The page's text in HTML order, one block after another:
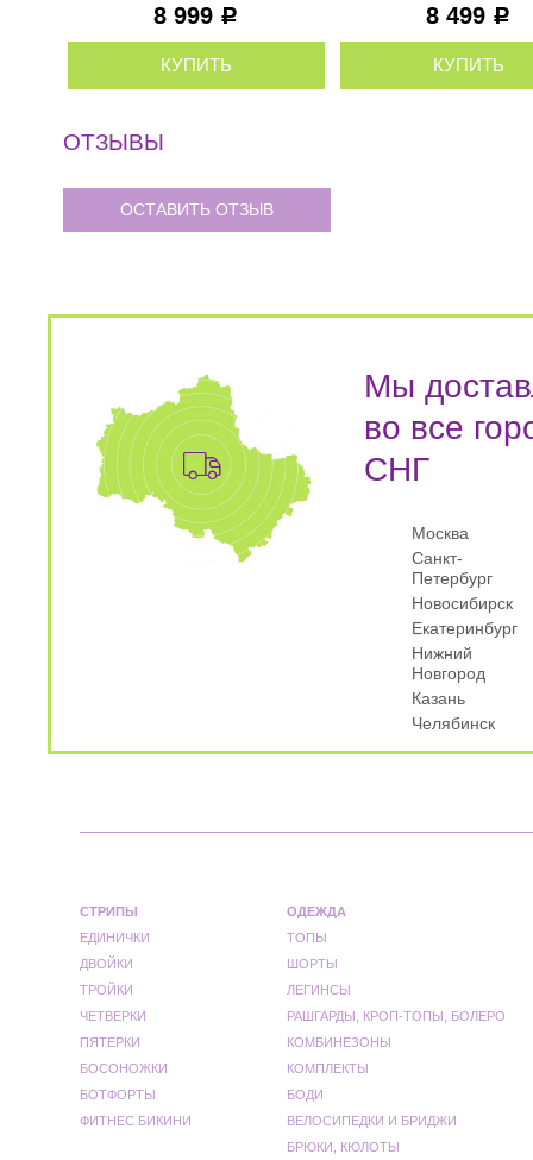
8 999 Р
КУПИТЬ
8 499 Р
КУПИТЬ
ОТЗЫВЫ
ОСТАВИТЬ ОТЗЫВ
Мы
во все
СНГ
Москва
Санкт-
Петербург
Новосибирск
Екатеринбург
Нижний
Новгород
Казань
Челябинск
СТРИПЫ
ЕДИНИЧКИ
ДВОЙКИ
ТРОЙКИ
ЧЕТВЕРКИ
ПЯТЕРКИ
БОСОНОЖКИ
БОТФОРТЫ
ФИТНЕС БИКИНИ
ОДЕЖДА
ТОПЫ
ШОРТЫ
ЛЕГИНСЫ
РАШГАРДЫ, КРОП-ТОПЫ, БОЛЕРО
КОМБИНЕЗОНЫ
КОМПЛЕКТЫ
БОДИ
ВЕЛОСИПЕДКИ И БРИДЖИ
БРЮКИ, КЮЛОТЫ